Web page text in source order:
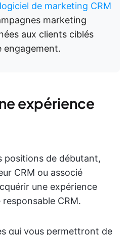
de marketing CRM
marketing
aux clients ciblés
engagement.
expérience
positions de débutant,
CRM ou associé
une expérience
CRM.
qui vous permettront de